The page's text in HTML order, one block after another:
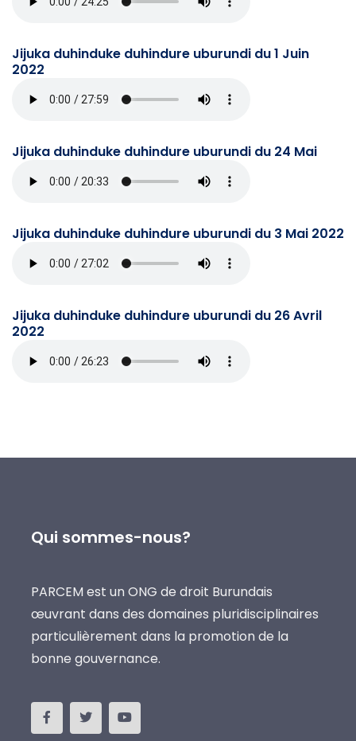
Jijuka duhinduke duhindure uburundi du 1 Juin
2022
Jijuka duhinduke duhindure uburundi du 24 Mai
Jijuka duhinduke duhindure uburundi du 3 Mai 2022
Jijuka duhinduke duhindure uburundi du 26 Avril
2022
Qui sommes-nous?
PARCEM est un ONG de droit Burundais
œuvrant dans des domaines pluridisciplinaires
particulièrement dans la promotion de la
bonne gouvernance.